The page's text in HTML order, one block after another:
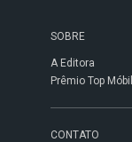
SOBRE
A Editora
Prêmio Top
CONTATO